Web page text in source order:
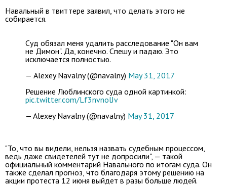
Навальный в твиттере заявил, что делать этого не
собирается.
Суд обязал меня удалить расследование "Он вам
не Димон". Да, конечно. Спешу и падаю. Это
исключается полностью.
— Alexey Navalny (@navalny) May 31, 2017
Решение Люблинского суда одной картинкой:
pic.twitter.com/Lf3nvnolJv
— Alexey Navalny (@navalny) May 31, 2017
"То, что вы видели, нельзя назвать судебным процессом,
ведь даже свидетелей тут не допросили", — такой
официальный комментарий Навального по итогам суда. Он
также сделал прогноз, что благодаря этому решению на
акции протеста 12 июня выйдет в разы больше людей.